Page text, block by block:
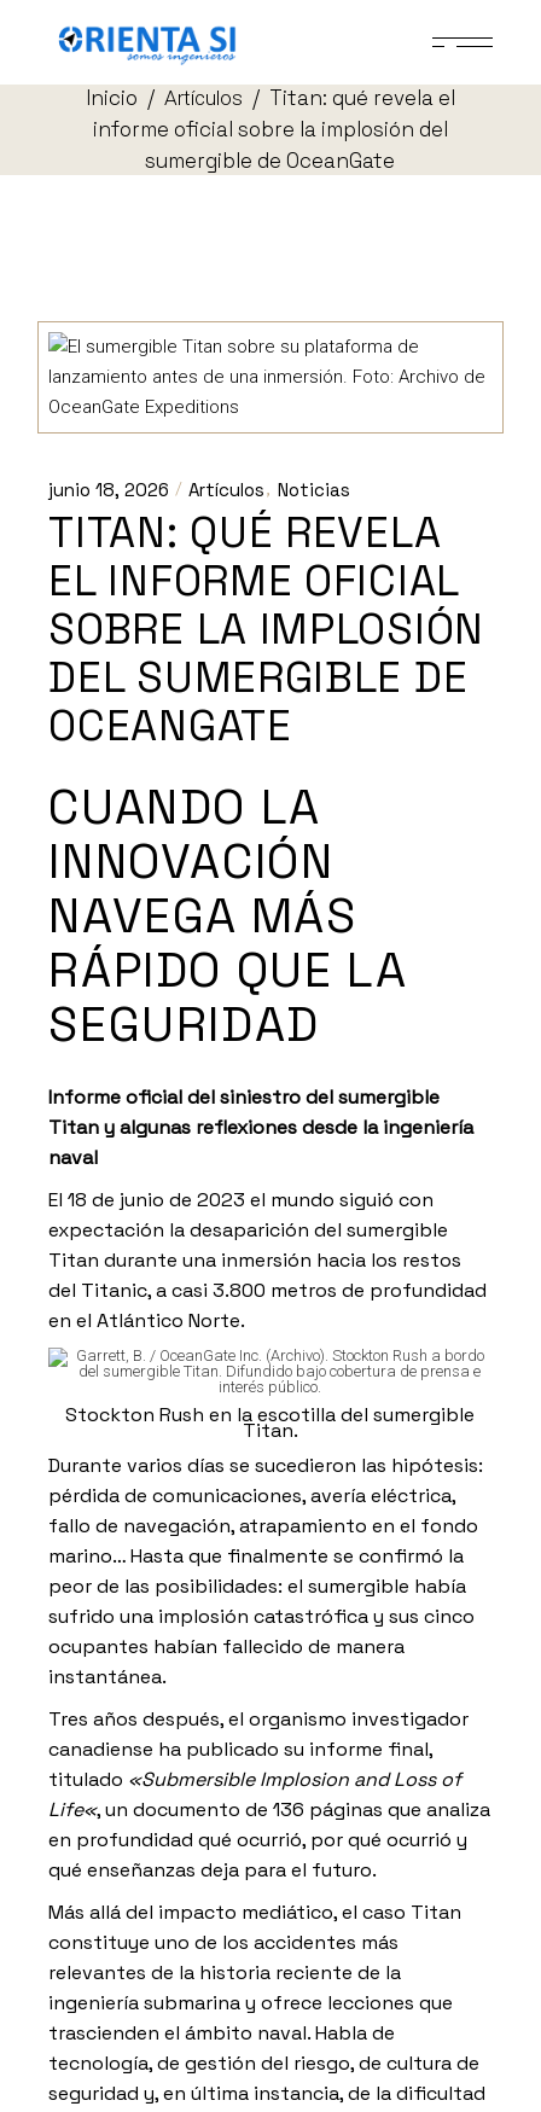
Inicio Artículos
Titan: qué revela el
informe oficial sobre la implosión del
sumergible de OceanGate
junio 18, 2026 Artículos Noticias
TITAN: QUÉ REVELA
EL INFORME OFICIAL
SOBRE LA IMPLOSIÓN
DEL SUMERGIBLE DE
OCEANGATE
CUANDO LA
INNOVACIÓN
NAVEGA MÁS
RÁPIDO QUE LA
SEGURIDAD
Informe oficial del siniestro del sumergible
Titan y algunas reflexiones desde la ingeniería
naval
El 18 de junio de 2023 el mundo siguió con
expectación la desaparición del sumergible
Titan durante una inmersión hacia los restos
del Titanic, a casi 3.800 metros de profundidad
en el Atlántico Norte.
Stockton Rush en la escotilla del sumergible
Titan.
Durante varios días se sucedieron las hipótesis:
pérdida de comunicaciones, avería eléctrica,
fallo de navegación, atrapamiento en el fondo
marino… Hasta que finalmente se confirmó la
peor de las posibilidades: el sumergible había
sufrido una implosión catastrófica y sus cinco
ocupantes habían fallecido de manera
instantánea.
Tres años después, el organismo investigador
canadiense ha publicado su informe final,
titulado «Submersible Implosion and Loss of
Life«, un documento de 136 páginas que analiza
en profundidad qué ocurrió, por qué ocurrió y
qué enseñanzas deja para el futuro.
Más allá del impacto mediático, el caso Titan
constituye uno de los accidentes más
relevantes de la historia reciente de la
ingeniería submarina y ofrece lecciones que
trascienden el ámbito naval. Habla de
tecnología, de gestión del riesgo, de cultura de
seguridad y, en última instancia, de la dificultad